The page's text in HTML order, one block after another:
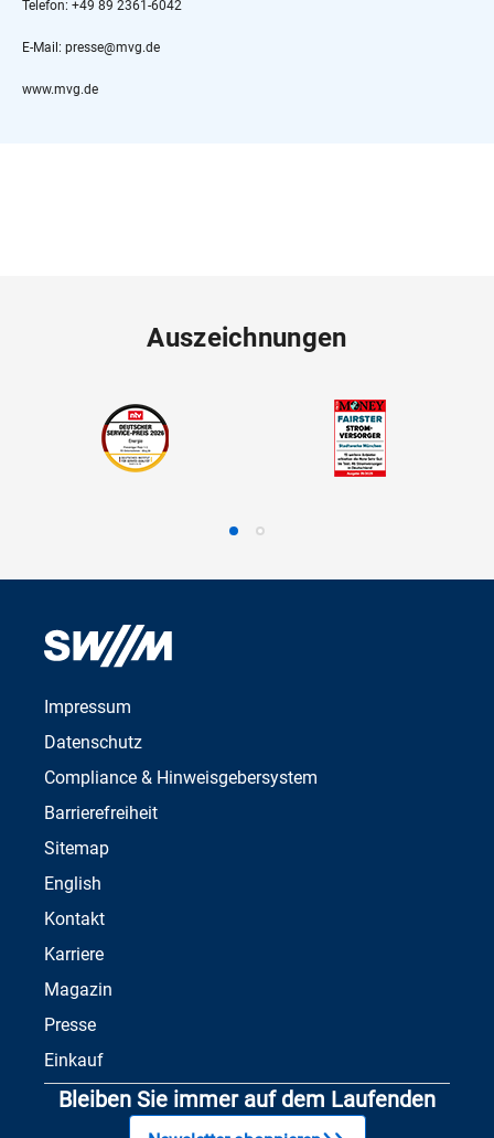
Telefon: +49 89 2361-6042
E-Mail: presse@mvg.de
www.mvg.de
Auszeichnungen
Impressum
Datenschutz
Compliance & Hinweisgebersystem
Barrierefreiheit
Sitemap
English
Kontakt
Karriere
Magazin
Presse
Einkauf